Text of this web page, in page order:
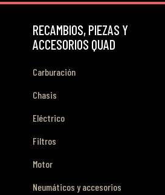
RECAMBIOS, PIEZAS Y
ACCESORIOS QUAD
Carburación
Chasis
Eléctrico
Filtros
Motor
Neumáticos y accesorios